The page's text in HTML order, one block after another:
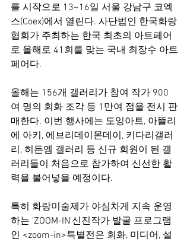
를 시작으로 13~16일 서울 강남구 코엑
스(Coex)에서 열린다. 사단법인 한국화랑
협회가 주최하는 한국 최초의 아트페어
로 올해로 41회를 맞는 국내 최장수 아트
페어다.
올해는 156개 갤러리가 참여 작가 900
여 명의 회화 조각 등 1만여 점을 전시 판
매한다. 이번 행사에는 도잉아트, 아뜰리
에 아키, 에브리데이몬데이, 키다리갤러
리, 히든엠 갤러리 등 신규 회원이 된 갤
러리들이 처음으로 참가하여 신선한 활
력을 불어넣을 예정이다.
특히 화랑미술제가 야심차게 지속 운영
하는 'ZOOM-IN'신진작가 발굴 프로그램
인 <zoom-in>특별전은 회화, 미디어, 설